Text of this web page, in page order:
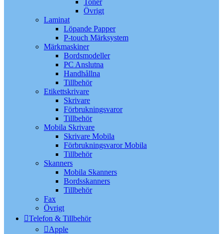
Toner
Övrigt
Laminat
Löpande Papper
P-touch Märksystem
Märkmaskiner
Bordsmodeller
PC Anslutna
Handhållna
Tillbehör
Etikettskrivare
Skrivare
Förbrukningsvaror
Tillbehör
Mobila Skrivare
Skrivare Mobila
Förbrukningsvaror Mobila
Tillbehör
Skanners
Mobila Skanners
Bordsskanners
Tillbehör
Fax
Övrigt
Telefon & Tillbehör
Apple